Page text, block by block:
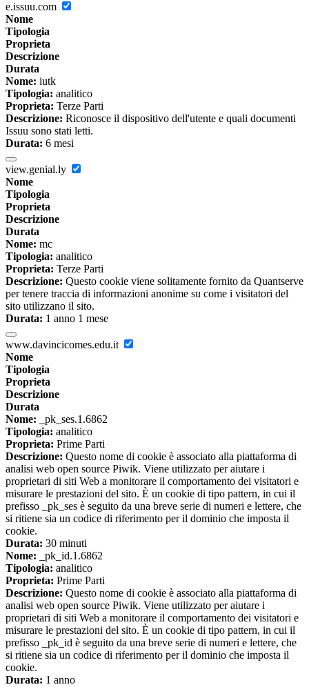
e.issuu.com
Nome
Tipologia
Proprieta
Descrizione
Durata
Nome: iutk
Tipologia: analitico
Proprieta: Terze Parti
Descrizione: Riconosce il dispositivo dell'utente e quali documenti
Issuu sono stati letti.
Durata: 6 mesi
view.genial.ly
Nome
Tipologia
Proprieta
Descrizione
Durata
Nome: mc
Tipologia: analitico
Proprieta: Terze Parti
Descrizione: Questo cookie viene solitamente fornito da Quantserve
per tenere traccia di informazioni anonime su come i visitatori del
sito utilizzano il sito.
Durata: 1 anno 1 mese
www.davincicomes.edu.it
Nome
Tipologia
Proprieta
Descrizione
Durata
Nome: _pk_ses.1.6862
Tipologia: analitico
Proprieta: Prime Parti
Descrizione: Questo nome di cookie è associato alla piattaforma di
analisi web open source Piwik. Viene utilizzato per aiutare i
proprietari di siti Web a monitorare il comportamento dei visitatori e
misurare le prestazioni del sito. È un cookie di tipo pattern, in cui il
prefisso _pk_ses è seguito da una breve serie di numeri e lettere, che
si ritiene sia un codice di riferimento per il dominio che imposta il
cookie.
Durata: 30 minuti
Nome: _pk_id.1.6862
Tipologia: analitico
Proprieta: Prime Parti
Descrizione: Questo nome di cookie è associato alla piattaforma di
analisi web open source Piwik. Viene utilizzato per aiutare i
proprietari di siti Web a monitorare il comportamento dei visitatori e
misurare le prestazioni del sito. È un cookie di tipo pattern, in cui il
prefisso _pk_id è seguito da una breve serie di numeri e lettere, che
si ritiene sia un codice di riferimento per il dominio che imposta il
cookie.
Durata: 1 anno